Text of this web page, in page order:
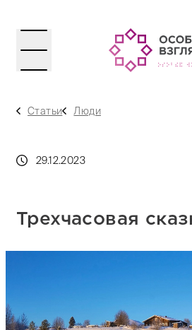
Статьи Люди
29.12.2023
Трехчасовая